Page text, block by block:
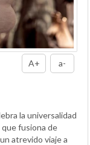
A+ a-
la universalidad
que fusiona de
atrevido viaje a